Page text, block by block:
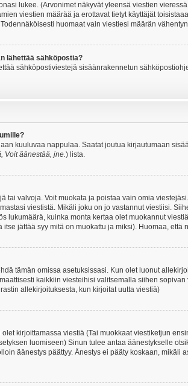
lukee. (Arvonimet näkyvät yleensä viestien
viestien määrää ja erottavat tietyt käyttäjät
huomaat vain viestiesi määrän
lähettää sähköpostia?
sähköpostiviestejä sisäänrakennetun
kuuluvaa nappulaa. Saatat joutua kirjautumaan
Voit äänestää, jne.) lista.
tai valvoja. Voit muokata ja poistaa vain omia
viestistä. Mikäli joku on jo vastannut viestiisi.
lukumäärä, kuinka monta kertaa olet muokannut
jättää syy mitä on muokattu ja miksi). Huomaa,
tämän omissa asetuksissasi. Kun olet luonut
kaikkiin viesteihisi valitsemalla siihen
allekirjoituksesta, kun kirjoitat uutta viestiä)
kirjoittamassa viestiä (Tai muokkaat viestiketjun
luomiseen) Sinun tulee antaa äänestykselle
äänestys päättyy. Änestys ei pääty koskaan, mikäli